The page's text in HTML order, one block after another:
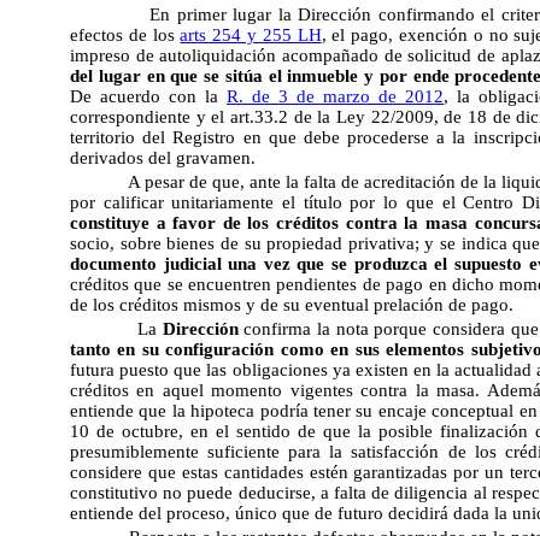
En primer lugar la Dirección confirmando el
efectos de los arts 254 y 255 LH, el pago, exención o no
impreso de autoliquidación acompañado de solicitud de
del lugar en que se sitúa el inmueble y por ende
De acuerdo con la R. de 3 de marzo de 2012, la
correspondiente y el art.33.2 de la Ley 22/2009, de 18 de
territorio del Registro en que debe procederse a la
derivados del gravamen.
A pesar de que, ante la falta de acreditación de la
por calificar unitariamente el título por lo que el Centro
constituye a favor de los créditos contra la masa
socio, sobre bienes de su propiedad privativa; y se indica
documento judicial una vez que se produzca el supuesto
créditos que se encuentren pendientes de pago en dicho
de los créditos mismos y de su eventual prelación de pago.
La Dirección confirma la nota porque considera que
tanto en su configuración como en sus elementos
futura puesto que las obligaciones ya existen en la
créditos en aquel momento vigentes contra la masa.
entiende que la hipoteca podría tener su encaje conceptual
10 de octubre, en el sentido de que la posible finalización
presumiblemente suficiente para la satisfacción de los
considere que estas cantidades estén garantizadas por un
constitutivo no puede deducirse, a falta de diligencia al
entiende del proceso, único que de futuro decidirá dada la